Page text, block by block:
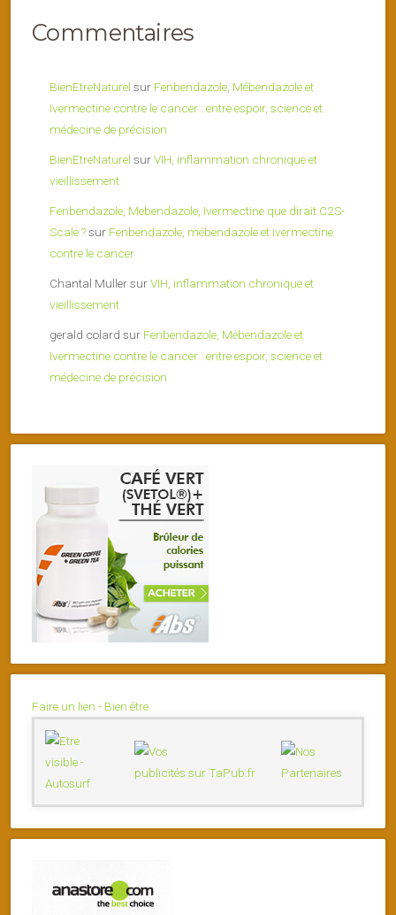
Commentaires
BienEtreNaturel sur Fenbendazole, Mébendazole et
Ivermectine contre le cancer : entre espoir, science et
médecine de précision
BienEtreNaturel surVIH, inflammation chronique et
vieillissement
Fenbendazole, Mebendazole, Ivermectine que dirait C2S-
Scale ?sur Fenbendazole, mébendazole et ivermectine
contre le cancer
Chantal MullersurVIH, inflammation chronique et
vieillissement
gerald colard sur Fenbendazole, Mébendazole et
Ivermectine contre le cancer : entre espoir, science et
médecine de précision
Faire un lien - Bien être